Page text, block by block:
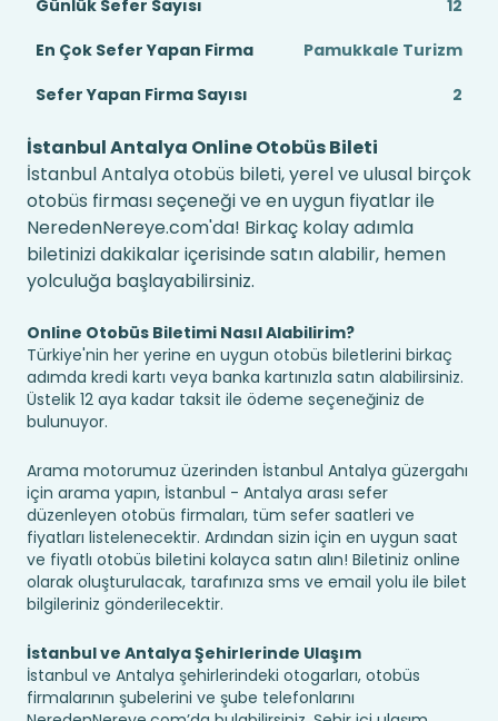
Günlük Sefer Sayısı
12
En Çok Sefer Yapan Firma
Pamukkale Turizm
Sefer Yapan Firma Sayısı
2
İstanbul Antalya Online Otobüs Bileti
İstanbul Antalya otobüs bileti, yerel ve ulusal birçok
otobüs firması seçeneği ve en uygun fiyatlar ile
NeredenNereye.com'da! Birkaç kolay adımla
biletinizi dakikalar içerisinde satın alabilir, hemen
yolculuğa başlayabilirsiniz.
Online Otobüs Biletimi Nasıl Alabilirim?
Türkiye'nin her yerine en uygun otobüs biletlerini birkaç
adımda kredi kartı veya banka kartınızla satın alabilirsiniz.
Üstelik 12 aya kadar taksit ile ödeme seçeneğiniz de
bulunuyor.
Arama motorumuz üzerinden İstanbul Antalya güzergahı
için arama yapın, İstanbul - Antalya arası sefer
düzenleyen otobüs firmaları, tüm sefer saatleri ve
fiyatları listelenecektir. Ardından sizin için en uygun saat
ve fiyatlı otobüs biletini kolayca satın alın! Biletiniz online
olarak oluşturulacak, tarafınıza sms ve email yolu ile bilet
bilgileriniz gönderilecektir.
İstanbul ve Antalya Şehirlerinde Ulaşım
İstanbul ve Antalya şehirlerindeki otogarları, otobüs
firmalarının şubelerini ve şube telefonlarını